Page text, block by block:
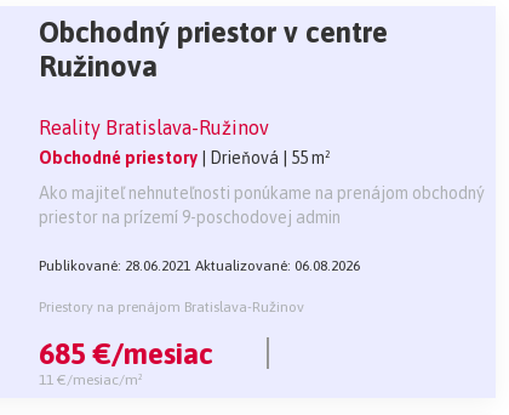
Obchodný priestor v centre
Ružinova
Reality Bratislava-Ružinov
Obchodné priestory | Drieňová
| 55 m²
Ako majiteľ nehnuteľnosti ponúkame na prenájom obchodný
priestor na prízemí 9-poschodovej admin
Publikované: 28.06.2021 Aktualizované: 06.08.2026
Priestory na prenájom Bratislava-Ružinov
685 €/mesiac
11 €/mesiac/m²